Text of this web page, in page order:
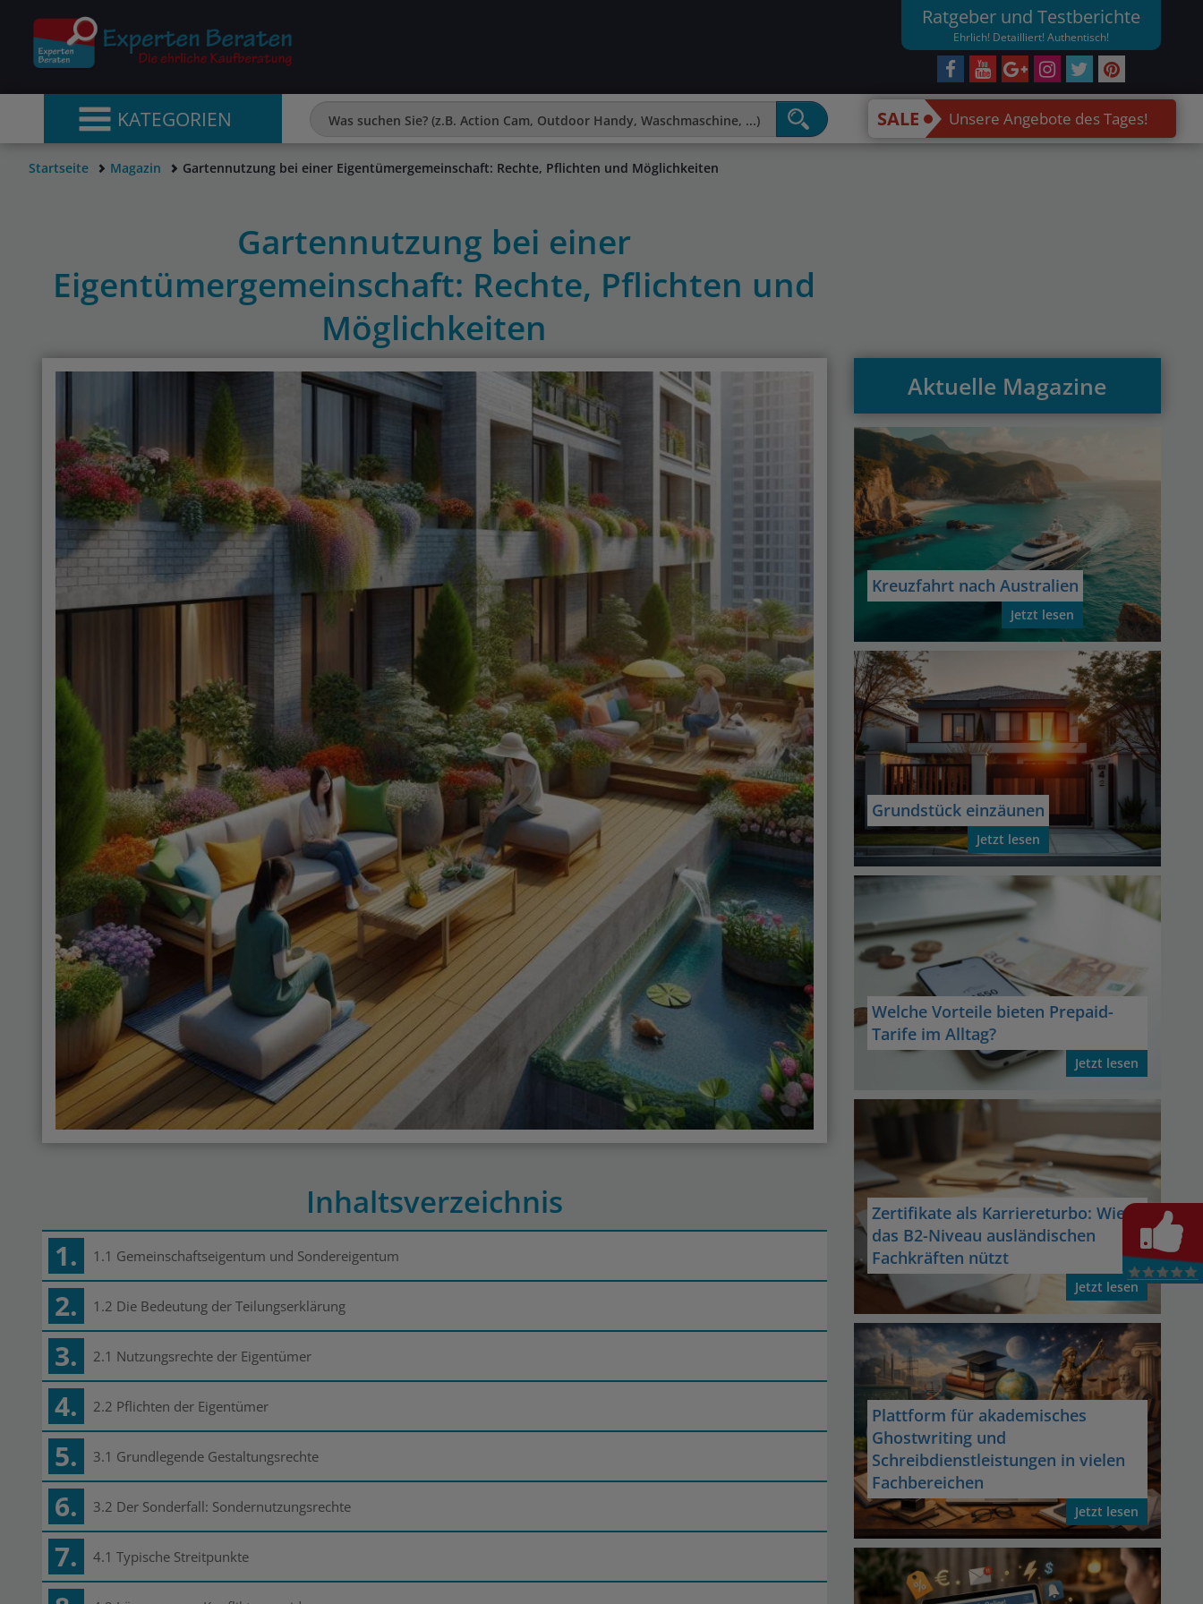
Ratgeber und Testberichte
Ehrlich! Detailliert! Authentisch!
KATEGORIEN SALE Unsere Angebote des Tages!
Startseite Magazin Gartennutzung bei einer Eigentümergemeinschaft: Rechte, Pflichten und Möglichkeiten
Gartennutzung bei einer
Eigentümergemeinschaft: Rechte, Pflichten und
Möglichkeiten
Inhaltsverzeichnis
1. 1.1 Gemeinschaftseigentum und Sondereigentum
2. 1.2 Die Bedeutung der Teilungserklärung
3. 2.1 Nutzungsrechte der Eigentümer
4. 2.2 Pflichten der Eigentümer
5. 3.1 Grundlegende Gestaltungsrechte
6. 3.2 Der Sonderfall: Sondernutzungsrechte
7. 4.1 Typische Streitpunkte
Aktuelle Magazine
Kreuzfahrt nach Australien
Jetzt lesen
Grundstück einzäunen
Jetzt lesen
Welche Vorteile bieten Prepaid-
Tarife im Alltag?
Jetzt lesen
Zertifikate als Karriereturbo: Wie
das B2-Niveau ausländischen
Fachkräften nützt
Jetzt lesen
Plattform für akademisches
Ghostwriting und
Schreibdienstleistungen in vielen
Fachbereichen
Jetzt lesen